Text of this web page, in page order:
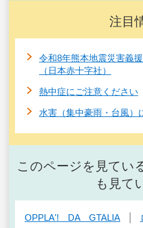
注目
令和8年熊本地震災害義
（日本赤十字社）
熱中症にご注意ください
水害（集中豪雨・台風）
このページを見てい
も見て
OPPLA'! DA GTALIA